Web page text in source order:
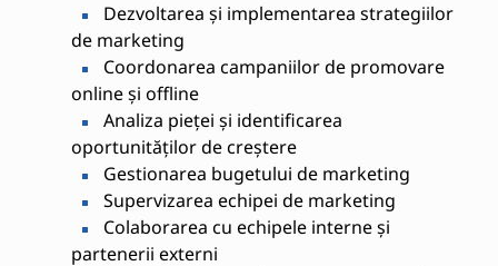
Dezvoltarea și implementarea strategiilor
de marketing
Coordonarea campaniilor de promovare
online și offline
Analiza pieței și identificarea
oportunităților de creștere
Gestionarea bugetului de marketing
Supervizarea echipei de marketing
Colaborarea cu echipele interne și
partenerii externi